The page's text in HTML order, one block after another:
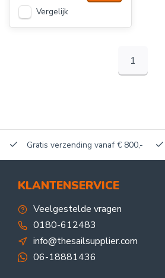
Vergelijk
1
Gratis verzending vanaf € 800,-
KLANTENSERVICE
Veelgestelde vragen
0180-612483
info@thesailsupplier.com
06-18881436